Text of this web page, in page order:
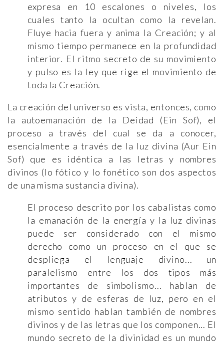
expresa en 10 escalones o niveles, los
cuales tanto la ocultan como la revelan.
Fluye hacia fuera y anima la Creación; y al
mismo tiempo permanece en la profundidad
interior. El ritmo secreto de su movimiento
y pulso es la ley que rige el movimiento de
toda la Creación.
La creación del universo es vista, entonces, como
la autoemanación de la Deidad (Ein Sof), el
proceso a través del cual se da a conocer,
esencialmente a través de la luz divina (Aur Ein
Sof) que es idéntica a las letras y nombres
divinos (lo fótico y lo fonético son dos aspectos
de una misma sustancia divina).
El proceso descrito por los cabalistas como
la emanación de la energía y la luz divinas
puede ser considerado con el mismo
derecho como un proceso en el que se
despliega el lenguaje divino... un
paralelismo entre los dos tipos más
importantes de simbolismo... hablan de
atributos y de esferas de luz, pero en el
mismo sentido hablan también de nombres
divinos y de las letras que los componen... El
mundo secreto de la divinidad es un mundo